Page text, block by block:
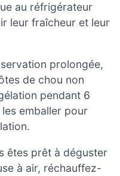
au réfrigérateur
leur fraîcheur et leur
prolongée,
de chou non
pendant 6
emballer pour
êtes prêt à déguster
à air, réchauffez-